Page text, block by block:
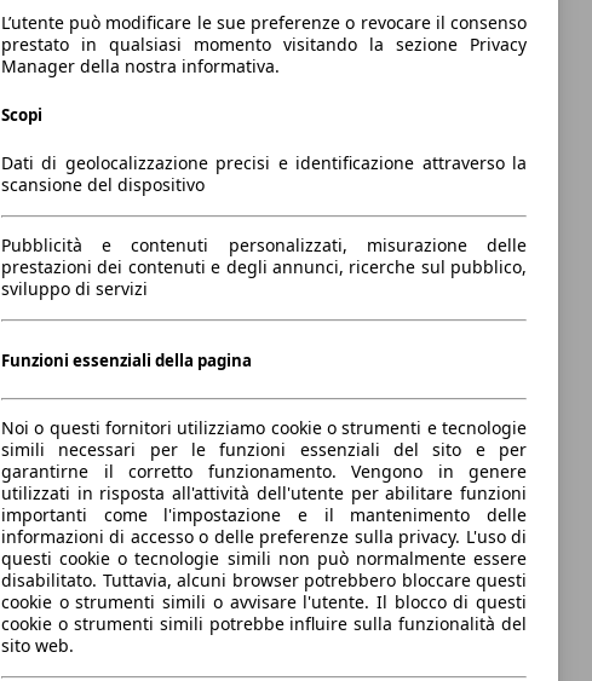
L’utente può modificare le sue preferenze o revocare il consenso
prestato in qualsiasi momento visitando la sezione Privacy
Manager della nostra informativa.
Scopi
Dati di geolocalizzazione precisi e identificazione attraverso la
scansione del dispositivo
Pubblicità e contenuti personalizzati, misurazione delle
prestazioni dei contenuti e degli annunci, ricerche sul pubblico,
sviluppo di servizi
Funzioni essenziali della pagina
Noi o questi fornitori utilizziamo cookie o strumenti e tecnologie
simili necessari per le funzioni essenziali del sito e per
garantirne il corretto funzionamento. Vengono in genere
utilizzati in risposta all'attività dell'utente per abilitare funzioni
importanti come l'impostazione e il mantenimento delle
informazioni di accesso o delle preferenze sulla privacy. L'uso di
questi cookie o tecnologie simili non può normalmente essere
disabilitato. Tuttavia, alcuni browser potrebbero bloccare questi
cookie o strumenti simili o avvisare l'utente. Il blocco di questi
cookie o strumenti simili potrebbe influire sulla funzionalità del
sito web.